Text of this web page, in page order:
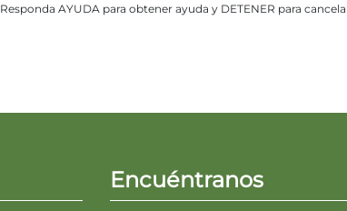
Responda AYUDA para obtener ayuda y DETENER para
Encuéntranos